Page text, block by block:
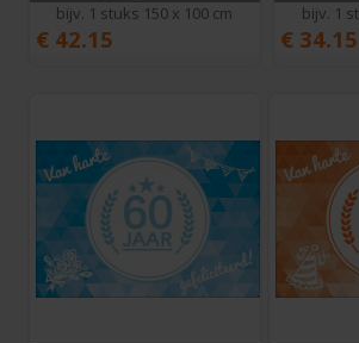
bijv. 1 stuks 150 x 100 cm
€ 42.15
bijv. 1
€ 34.15